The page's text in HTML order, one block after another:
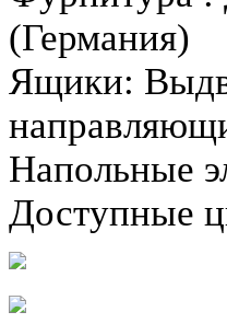
(Германия)
Ящики:
Напольные
Доступные